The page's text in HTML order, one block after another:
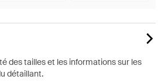
des tailles et les informations sur les
détaillant.